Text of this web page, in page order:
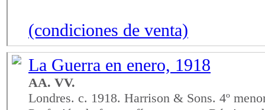
(condiciones de venta)
La Guerra en enero, 1918
AA. VV.
Londres. c. 1918. Harrison & Sons. 4º